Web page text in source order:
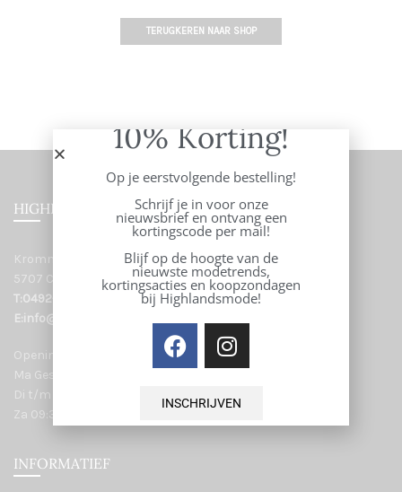
TERUGKEREN NAAR SHOP
HIGHLANDS WOMEN
Kromme Steenweg 43
5707 CB Helmond
T:0492-553383
E:info@highlandsmode.nl
Openingstijden:
Ma Gesloten
Di t/m vr 09:30-17:30
Za 09:30-17:00
INFORMATIEF
10% Korting!
Op je eerstvolgende bestelling!
Schrijf je in voor onze
nieuwsbrief en ontvang een
kortingscode per mail!
Blijf op de hoogte van de
nieuwste modetrends,
kortingsacties en koopzondagen
bij Highlandsmode!
INSCHRIJVEN